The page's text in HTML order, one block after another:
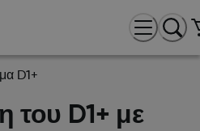
D1+
του D1+ με